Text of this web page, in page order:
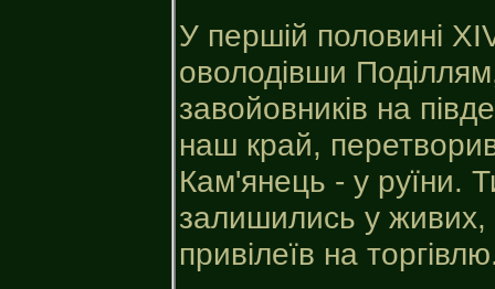
У першій половині
оволодівши
завойовників на
наш край,
Кам'янець - у руїни.
залишились у живих,
привілеїв на